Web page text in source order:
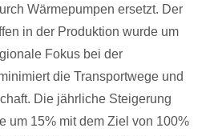
Wärmepumpen ersetzt. Der
in der Produktion wurde um
Fokus bei der
die Transportwege und
Die jährliche Steigerung
um 15% mit dem Ziel von 100%